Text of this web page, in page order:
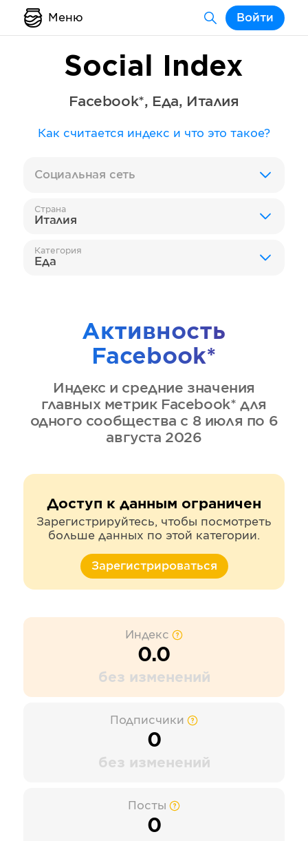
Меню Войти
Social Index
Facebook*, Еда, Италия
Как считается индекс и что это такое?
Социальная сеть
Страна
Италия
Категория
Еда
Активность
Facebook*
Индекс и средние значения
главных метрик Facebook* для
одного сообщества с 8 июля по 6
августа 2026
Доступ к данным ограничен
Зарегистрируйтесь, чтобы посмотреть
больше данных по этой категории.
Зарегистрироваться
Индекс
0.0
без изменений
Подписчики
0
без изменений
Посты
0